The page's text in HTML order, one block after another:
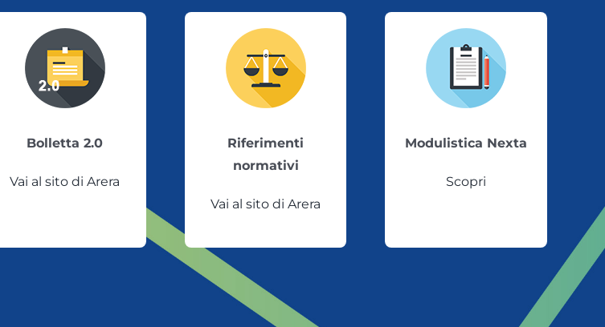
Bolletta 2.0
Vai al sito di Arera
Riferimenti
normativi
Vai al sito di Arera
Modulistica Nexta
Scopri